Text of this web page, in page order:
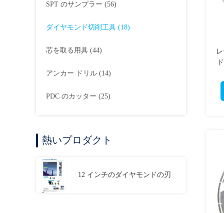
SPT のサンプラー (56)
ダイヤモンド切削工具 (18)
芯を取る用具 (44)
アンカー ドリル (14)
PDC のカッター (25)
熱いプロダクト
12 インチのダイヤモンドの刃